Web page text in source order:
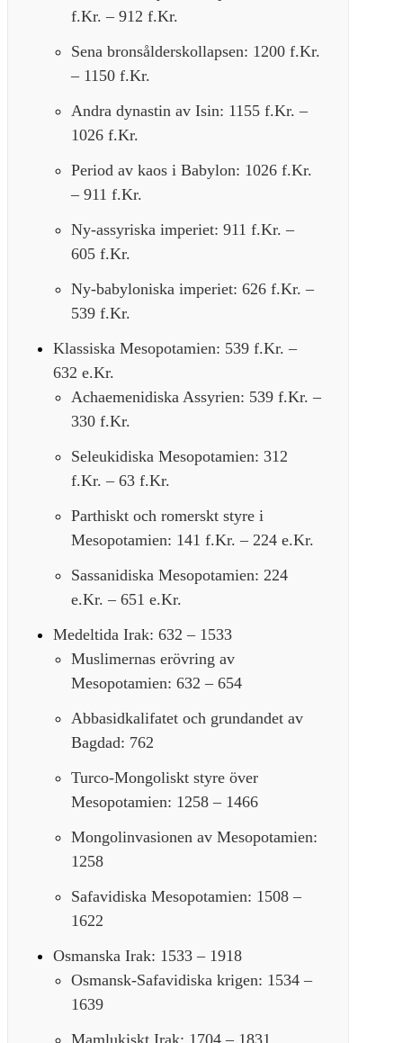
f.Kr. – 912 f.Kr.
Sena bronsålderskollapsen: 1200 f.Kr.
– 1150 f.Kr.
Andra dynastin av Isin: 1155 f.Kr. –
1026 f.Kr.
Period av kaos i Babylon: 1026 f.Kr.
– 911 f.Kr.
Ny-assyriska imperiet: 911 f.Kr. –
605 f.Kr.
Ny-babyloniska imperiet: 626 f.Kr. –
539 f.Kr.
Klassiska Mesopotamien: 539 f.Kr. –
632 e.Kr.
Achaemenidiska Assyrien: 539 f.Kr. –
330 f.Kr.
Seleukidiska Mesopotamien: 312
f.Kr. – 63 f.Kr.
Parthiskt och romerskt styre i
Mesopotamien: 141 f.Kr. – 224 e.Kr.
Sassanidiska Mesopotamien: 224
e.Kr. – 651 e.Kr.
Medeltida Irak: 632 – 1533
Muslimernas erövring av
Mesopotamien: 632 – 654
Abbasidkalifatet och grundandet av
Bagdad: 762
Turco-Mongoliskt styre över
Mesopotamien: 1258 – 1466
Mongolinvasionen av Mesopotamien:
1258
Safavidiska Mesopotamien: 1508 –
1622
Osmanska Irak: 1533 – 1918
Osmansk-Safavidiska krigen: 1534 –
1639
Mamlukiskt Irak: 1704 – 1831